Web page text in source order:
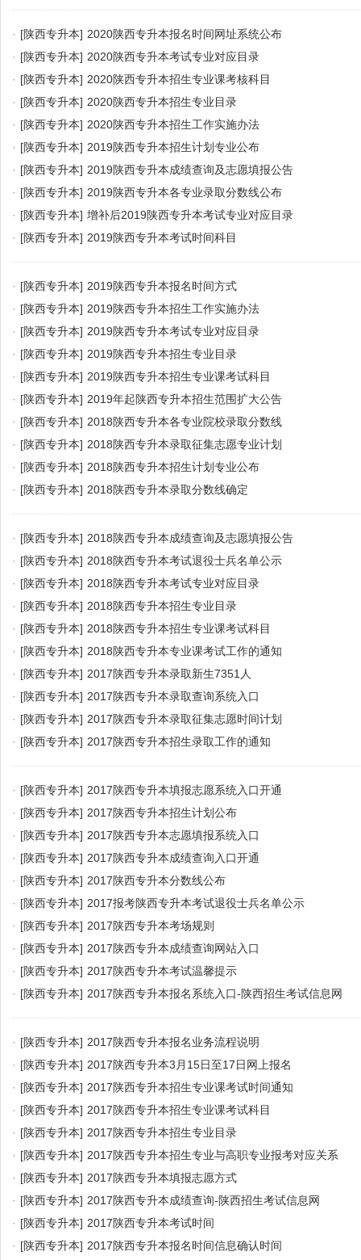
· [陕西专升本] 2020陕西专升本报名时间网址系统公布
· [陕西专升本] 2020陕西专升本考试专业对应目录
· [陕西专升本] 2020陕西专升本招生专业课考核科目
· [陕西专升本] 2020陕西专升本招生专业目录
· [陕西专升本] 2020陕西专升本招生工作实施办法
· [陕西专升本] 2019陕西专升本招生计划专业公布
· [陕西专升本] 2019陕西专升本成绩查询及志愿填报公告
· [陕西专升本] 2019陕西专升本各专业录取分数线公布
· [陕西专升本] 增补后2019陕西专升本考试专业对应目录
· [陕西专升本] 2019陕西专升本考试时间科目
· [陕西专升本] 2019陕西专升本报名时间方式
· [陕西专升本] 2019陕西专升本招生工作实施办法
· [陕西专升本] 2019陕西专升本考试专业对应目录
· [陕西专升本] 2019陕西专升本招生专业目录
· [陕西专升本] 2019陕西专升本招生专业课考试科目
· [陕西专升本] 2019年起陕西专升本招生范围扩大公告
· [陕西专升本] 2018陕西专升本各专业院校录取分数线
· [陕西专升本] 2018陕西专升本录取征集志愿专业计划
· [陕西专升本] 2018陕西专升本招生计划专业公布
· [陕西专升本] 2018陕西专升本录取分数线确定
· [陕西专升本] 2018陕西专升本成绩查询及志愿填报公告
· [陕西专升本] 2018陕西专升本考试退役士兵名单公示
· [陕西专升本] 2018陕西专升本考试专业对应目录
· [陕西专升本] 2018陕西专升本招生专业目录
· [陕西专升本] 2018陕西专升本招生专业课考试科目
· [陕西专升本] 2018陕西专升本专业课考试工作的通知
· [陕西专升本] 2017陕西专升本录取新生7351人
· [陕西专升本] 2017陕西专升本录取查询系统入口
· [陕西专升本] 2017陕西专升本录取征集志愿时间计划
· [陕西专升本] 2017陕西专升本招生录取工作的通知
· [陕西专升本] 2017陕西专升本填报志愿系统入口开通
· [陕西专升本] 2017陕西专升本招生计划公布
· [陕西专升本] 2017陕西专升本志愿填报系统入口
· [陕西专升本] 2017陕西专升本成绩查询入口开通
· [陕西专升本] 2017陕西专升本分数线公布
· [陕西专升本] 2017报考陕西专升本考试退役士兵名单公示
· [陕西专升本] 2017陕西专升本考场规则
· [陕西专升本] 2017陕西专升本成绩查询网站入口
· [陕西专升本] 2017陕西专升本考试温馨提示
· [陕西专升本] 2017陕西专升本报名系统入口-陕西招生考试信息网
· [陕西专升本] 2017陕西专升本报名业务流程说明
· [陕西专升本] 2017陕西专升本3月15日至17日网上报名
· [陕西专升本] 2017陕西专升本招生专业课考试时间通知
· [陕西专升本] 2017陕西专升本招生专业课考试科目
· [陕西专升本] 2017陕西专升本招生专业目录
· [陕西专升本] 2017陕西专升本招生专业与高职专业报考对应关系
· [陕西专升本] 2017陕西专升本填报志愿方式
· [陕西专升本] 2017陕西专升本成绩查询-陕西招生考试信息网
· [陕西专升本] 2017陕西专升本考试时间
· [陕西专升本] 2017陕西专升本报名时间信息确认时间